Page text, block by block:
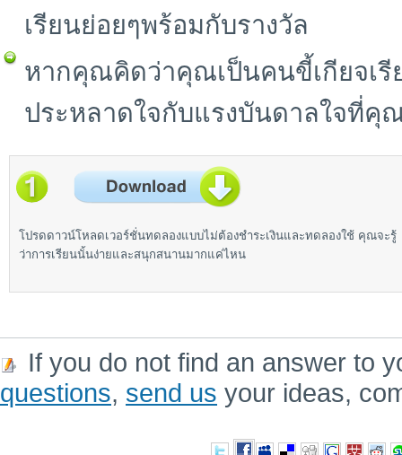
เรียนย่อยๆพร้อมกับรางวัล
หากคุณคิดว่าคุณเป็นคนขี้เกียจเ
ประหลาดใจกับแรงบันดาลใจที่คุ
โปรดดาวน์โหลดเวอร์ชั่นทดลองแบบไม่ต้องชำระเงินและทดลองใช้ คุณจะรู้
ว่าการเรียนนั้นง่ายและสนุกสนานมากแค่ไหน
If you do not find an answer to
questions, send us your ideas,